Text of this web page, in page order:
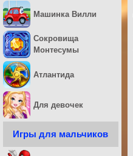
Машинка Вилли
Сокровища
Монтесумы
Атлантида
Для девочек
Игры для мальчиков